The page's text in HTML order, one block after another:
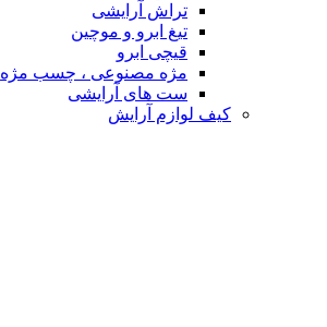
تراش آرایشی
تیغ ابرو و موچین
قیچی ابرو
مژه مصنوعی ، چسب مژه
ست های آرایشی
کیف لوازم آرایش